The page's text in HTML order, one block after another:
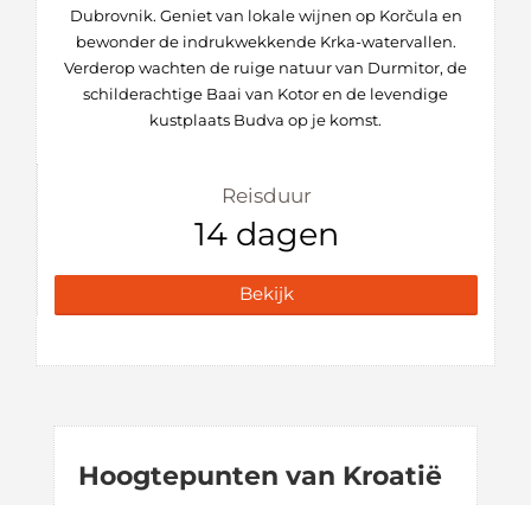
Dubrovnik. Geniet van lokale wijnen op Korčula en
bewonder de indrukwekkende Krka-watervallen.
Verderop wachten de ruige natuur van Durmitor, de
schilderachtige Baai van Kotor en de levendige
kustplaats Budva op je komst.
Reisduur
14 dagen
Bekijk
Hoogtepunten van Kroatië